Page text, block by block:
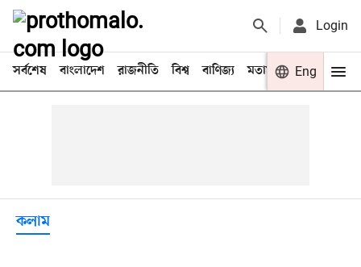
Login
সর্বশেষ বাংলাদেশ রাজনীতি বিশ্ব বাণিজ্য মতামত খেলা
Eng
কলাম